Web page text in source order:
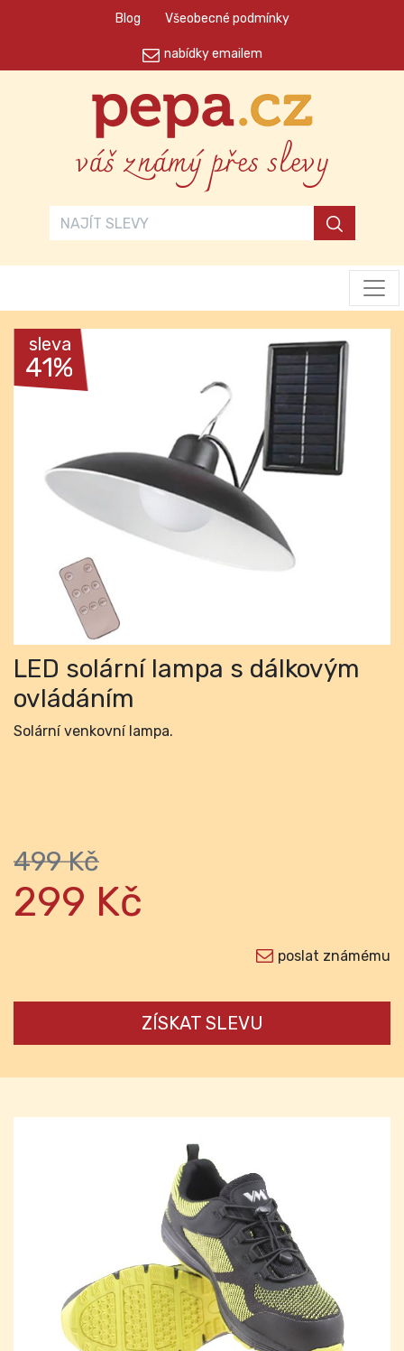
Blog Všeobecné podmínky
nabídky emailem
váš známý přes slevy
sleva
41%
Previous
LED solární lampa s dálkovým
ovládáním
Solární venkovní lampa.
499 Kč
299 Kč
poslat známému
ZÍSKAT SLEVU